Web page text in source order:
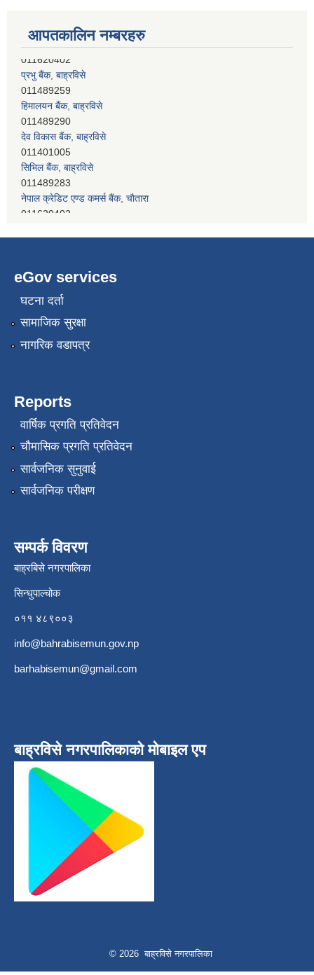
आपतकालिन नम्बरहरु
प्रभु बैंक, बाह्रविसे
011489259
हिमालयन बैंक, बाह्रविसे
011489290
देव विकास बैंक, बाह्रविसे
011401005
सिभिल बैंक, बाह्रविसे
011489283
नेपाल क्रेडिट एण्ड कमर्स बैंक, चाैतारा
011620402
eGov services
घटना दर्ता
सामाजिक सुरक्षा
नागरिक वडापत्र
Reports
वार्षिक प्रगति प्रतिवेदन
चौमासिक प्रगति प्रतिवेदन
सार्वजनिक सुनुवाई
सार्वजनिक परीक्षण
सम्पर्क विवरण
बाह्रबिसे नगरपालिका
सिन्धुपाल्चोक
०११ ४८९००३
info@bahrabisemun.gov.np
barhabisemun@gmail.com
बाह्रविसे नगरपालिकाकाे माेबाइल एप
© 2026 बाह्रविसे नगरपालिका